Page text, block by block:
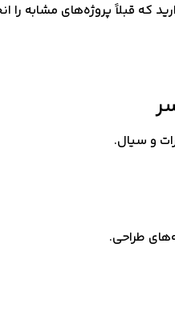
قبلاً پروژه‌های مشابه را